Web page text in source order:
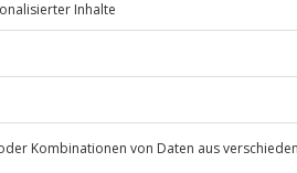
vor